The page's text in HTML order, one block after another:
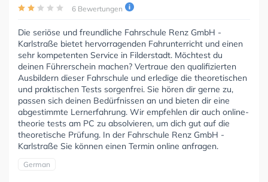
6 Bewertungen
Die seriöse und freundliche Fahrschule Renz GmbH -
Karlstraße bietet hervorragenden Fahrunterricht und einen
sehr kompetenten Service in Filderstadt. Möchtest du
deinen Führerschein machen? Vertraue den qualifizierten
Ausbildern dieser Fahrschule und erledige die theoretischen
und praktischen Tests sorgenfrei. Sie hören dir gerne zu,
passen sich deinen Bedürfnissen an und bieten dir eine
abgestimmte Lernerfahrung. Wir empfehlen dir auch online-
theorie tests am PC zu absolvieren, um dich gut auf die
theoretische Prüfung. In der Fahrschule Renz GmbH -
Karlstraße Sie können einen Termin online anfragen.
German